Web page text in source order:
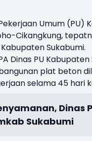
Umum (PU)
Cikangkung,
Sukabumi.
Dinas PU
plat beton
selama 45 hari
Dinas
Sukabumi